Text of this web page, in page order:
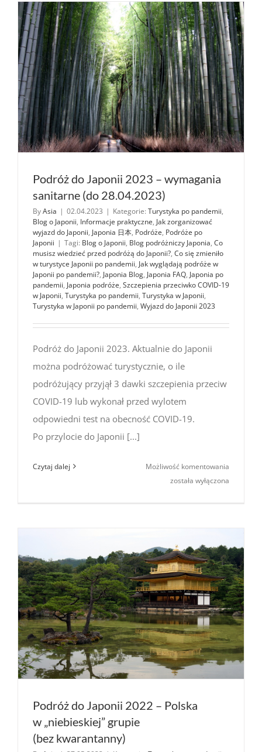
2023
Podróż do Japonii 2023 – wymagania
sanitarne (do 28.04.2023)
ByAsia | 02.04.2023 | Kategorie: Turystyka po pandemii,
Blog o Japonii, Informacje praktyczne, Jak zorganizować
wyjazd do Japonii, Japonia 日本, Podróże, Podróże po
Japonii | Tagi: Blog o Japonii, Blog podróżniczy Japonia, Co
musisz wiedzieć przed podróżą do Japonii?, Co się zmieniło
w turystyce Japonii po pandemii, Jak wyglądają podróże w
Japonii po pandemii?, Japonia Blog, Japonia FAQ, Japonia po
pandemii, Japonia podróże, Szczepienia przeciwko COVID-19
w Japonii, Turystyka po pandemii, Turystyka w Japonii,
Turystyka w Japonii po pandemii, Wyjazd do Japonii 2023
Podróż do Japonii 2023. Aktualnie do Japonii
można podróżować turystycznie, o ile
podróżujący przyjął 3 dawki szczepienia przeciw
COVID-19 lub wykonał przed wylotem
odpowiedni test na obecność COVID-19.
Po przylocie do Japonii [...]
Czytaj dalej Możliwość komentowania
(do
została wyłączona
Podróż do Japonii 2022 – Polska
w „niebieskiej” grupie
(bez kwarantanny)